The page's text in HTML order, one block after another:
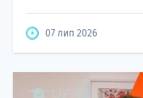
07 лип 2026